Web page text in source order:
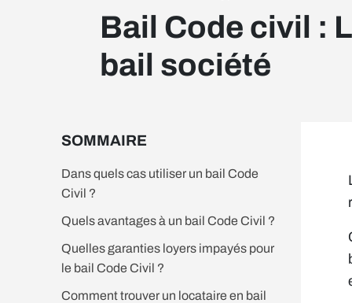
Bail Code civil :
bail société
SOMMAIRE
Dans quels cas utiliser un bail Code
Civil ?
Quels avantages à un bail Code Civil ?
Quelles garanties loyers impayés pour
le bail Code Civil ?
Comment trouver un locataire en bail